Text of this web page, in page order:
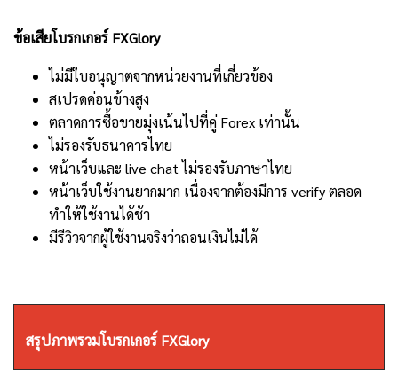
ข้อเสียโบรกเกอร์ FXGlory
ไม่มีใบอนุญาตจากหน่วยงานที่เกี่ยวข้อง
สเปรดค่อนข้างสูง
ตลาดการซื้อขายมุ่งเน้นไปที่คู่ Forex เท่านั้น
ไม่รองรับธนาคารไทย
หน้าเว็บและ live chat ไม่รองรับภาษาไทย
หน้าเว็บใช้งานยากมาก เนื่องจากต้องมีการ verify ตลอด
ทำให้ใช้งานได้ช้า
มีรีวิวจากผู้ใช้งานจริงว่าถอนเงินไม่ได้
สรุปภาพรวมโบรกเกอร์ FXGlory